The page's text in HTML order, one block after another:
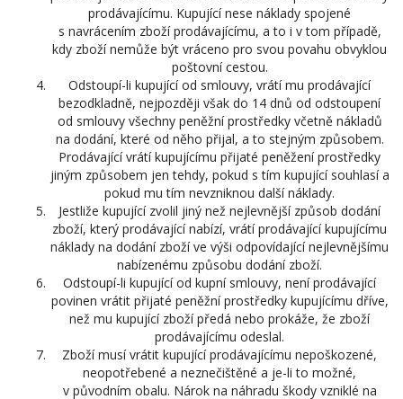
prodávajícímu. Kupující nese náklady spojené
s navrácením zboží prodávajícímu, a to i v tom případě,
kdy zboží nemůže být vráceno pro svou povahu obvyklou
poštovní cestou.
Odstoupí-li kupující od smlouvy, vrátí mu prodávající
bezodkladně, nejpozději však do 14 dnů od odstoupení
od smlouvy všechny peněžní prostředky včetně nákladů
na dodání, které od něho přijal, a to stejným způsobem.
Prodávající vrátí kupujícímu přijaté peněžení prostředky
jiným způsobem jen tehdy, pokud s tím kupující souhlasí a
pokud mu tím nevzniknou další náklady.
Jestliže kupující zvolil jiný než nejlevnější způsob dodání
zboží, který prodávající nabízí, vrátí prodávající kupujícímu
náklady na dodání zboží ve výši odpovídající nejlevnějšímu
nabízenému způsobu dodání zboží.
Odstoupí-li kupující od kupní smlouvy, není prodávající
povinen vrátit přijaté peněžní prostředky kupujícímu dříve,
než mu kupující zboží předá nebo prokáže, že zboží
prodávajícímu odeslal.
Zboží musí vrátit kupující prodávajícímu nepoškozené,
neopotřebené a neznečištěné a je-li to možné,
v původním obalu. Nárok na náhradu škody vzniklé na